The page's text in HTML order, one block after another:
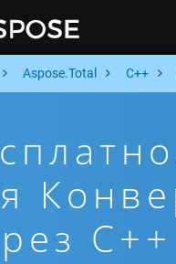
Aspose.Total C++
C++